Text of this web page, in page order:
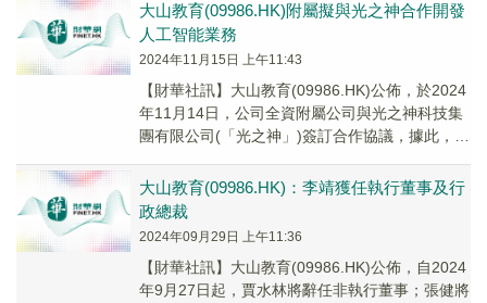
大山教育(09986.HK)附屬擬與光之神合作開發
人工智能業務
2024年11月15日 上午11:43
【財華社訊】大山教育(09986.HK)公佈，於2024
年11月14日，公司全資附屬公司與光之神科技集
團有限公司(「光之神」)簽訂合作協議，據此，集
大山教育(09986.HK)：李靖獲任執行董事及行
政總裁
2024年09月29日 上午11:36
【財華社訊】大山教育(09986.HK)公佈，自2024
年9月27日起，賈水林將辭任非執行董事；張健將